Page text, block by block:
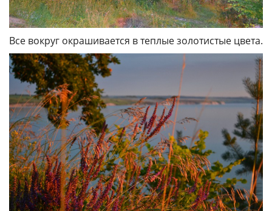
Все вокруг окрашивается в теплые золотистые цвета.